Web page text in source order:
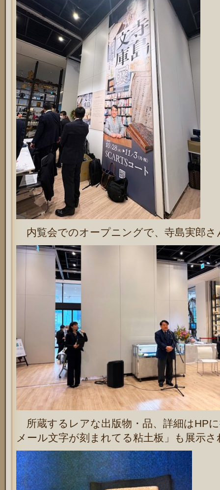
内覧会でのオープニングで、寺島実郎さ
所蔵するレアな出版物・品、詳細はHP
メール文字が刻まれてる粘土板」も展示